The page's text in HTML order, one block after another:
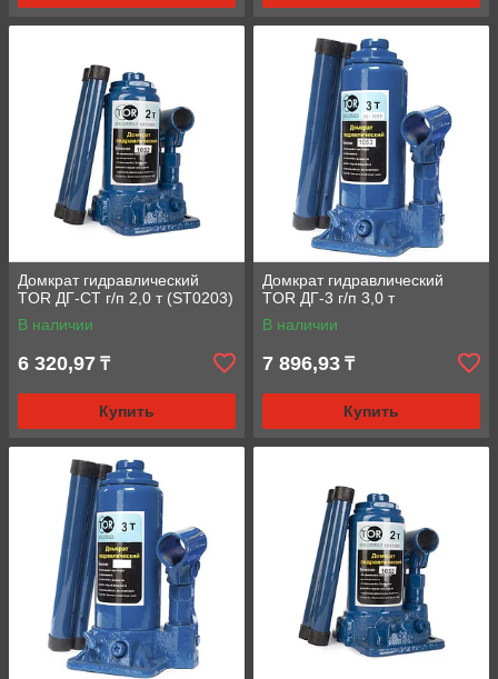
Домкрат гидравлический
TOR ДГ-CT г/п 2,0 т (ST0203)
В наличии
6 320,97 ₸
Купить
Домкрат гидравлический
TOR ДГ-3 г/п 3,0 т
В наличии
7 896,93 ₸
Купить